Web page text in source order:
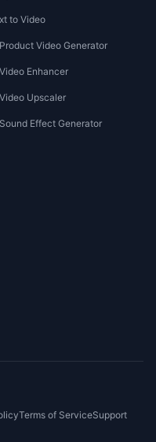
to Video
Video Generator
Enhancer
Upscaler
Effect Generator
Terms of ServiceSupport